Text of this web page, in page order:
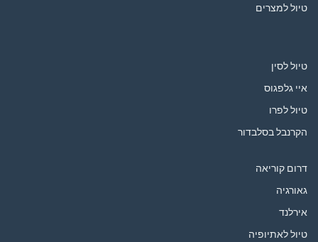
טיול למצרים
טיול לסין
איי גלפגוס
טיול לפרו
הקרנבל בסלבדור
דרום קוריאה
גאורגיה
אירלנד
טיול לאתיופיה